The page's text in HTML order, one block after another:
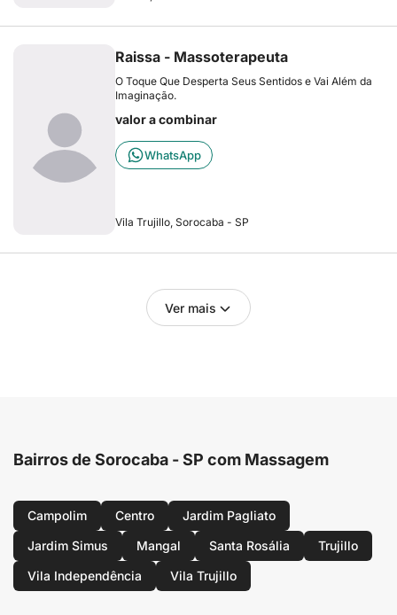
Raissa - Massoterapeuta
O Toque Que Desperta Seus Sentidos e Vai Além da
Imaginação.
valor a combinar
WhatsApp
Vila Trujillo, Sorocaba - SP
Ver mais
Bairros de Sorocaba - SP com Massagem
Campolim Centro
Jardim Pagliato
Jardim Simus
Mangal Santa Rosália
Trujillo
Vila Independência
Vila Trujillo